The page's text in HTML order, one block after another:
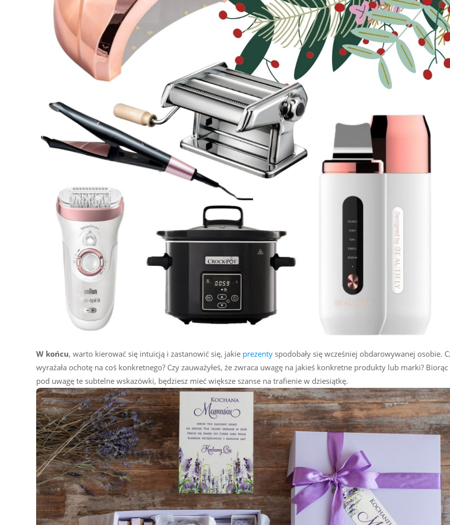
W końcu, warto kierować się intuicją i zastanowić się, jakie prezenty spodobały się wcześniej obdarowywanej osobie.
wyrażała ochotę na coś konkretnego? Czy zauważyłeś, że zwraca uwagę na jakieś konkretne produkty lub marki? Biorąc
pod uwagę te subtelne wskazówki, będziesz mieć większe szanse na trafienie w dziesiątkę.